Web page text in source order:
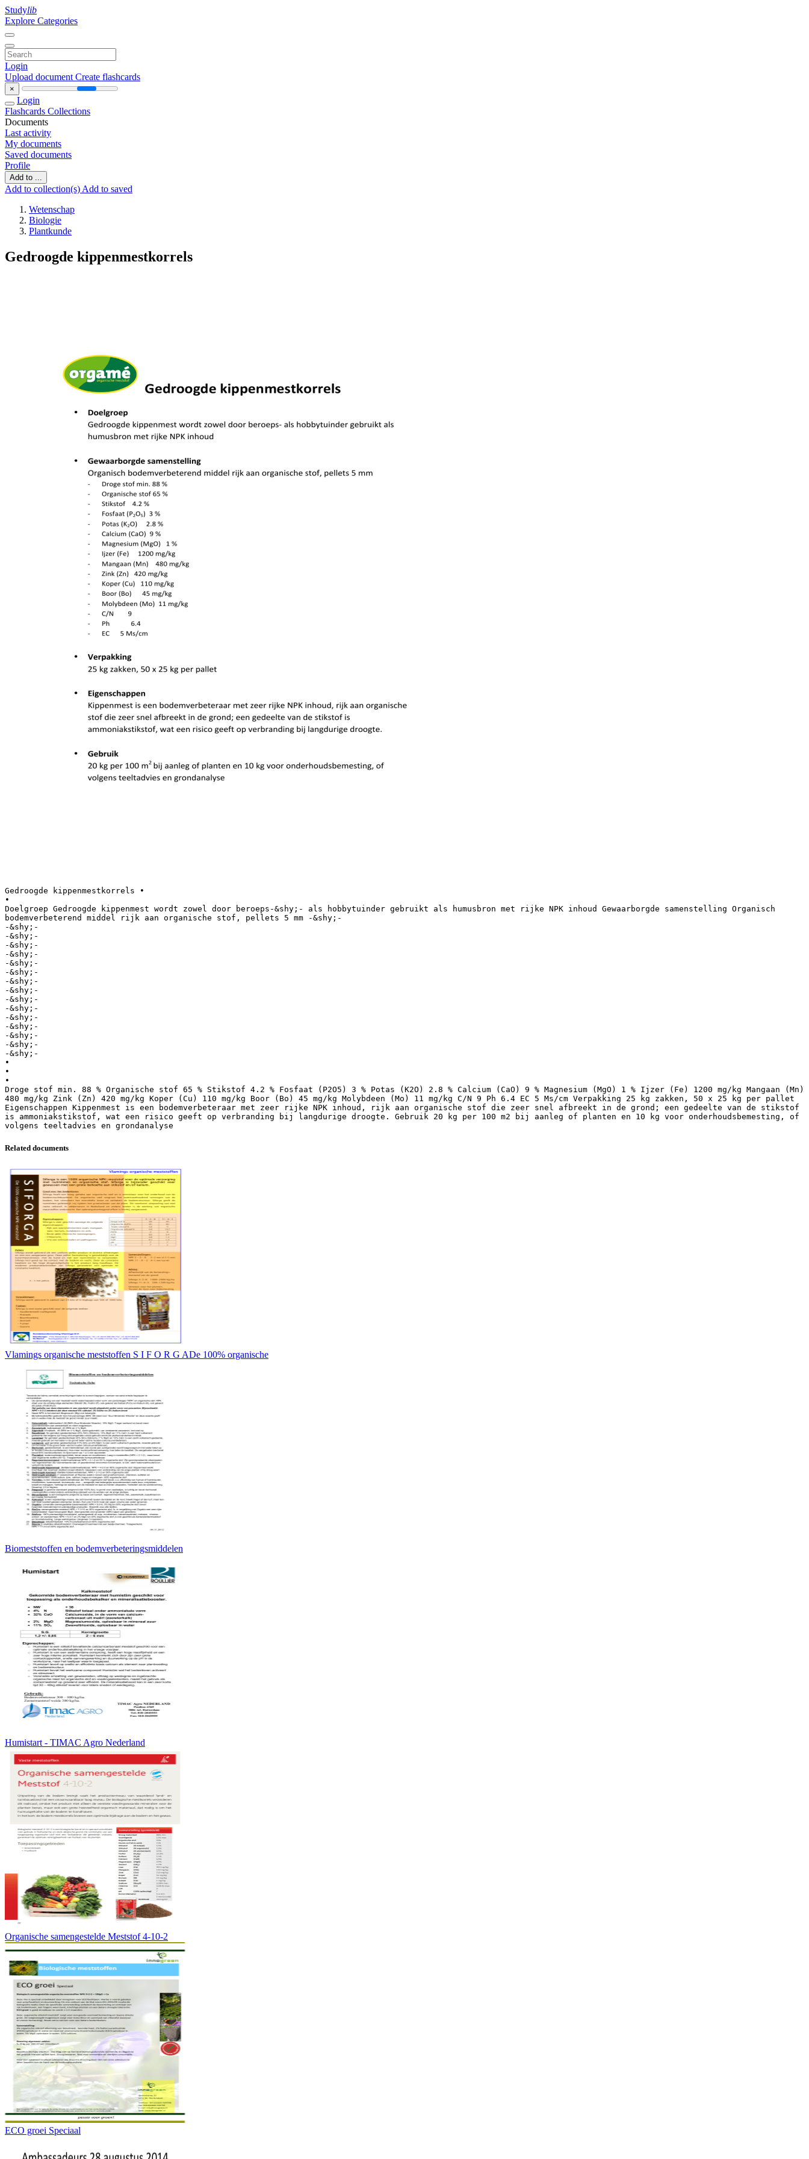
Studylib
Explore Categories
Login
Upload document Create flashcards
×
Login
Flashcards Collections
Documents
Last activity
My documents
Saved documents
Profile
Add to ...
Add to collection(s) Add to saved
Wetenschap
Biologie
Plantkunde
Gedroogde kippenmestkorrels
Gedroogde kippenmestkorrels •
•
Doelgroep Gedroogde kippenmest wordt zowel door beroeps-&shy;‐ als hobbytuinder gebruikt als humusbron met rijke NPK inhoud Gewaarborgde samenstelling Organisch
bodemverbeterend middel rijk aan organische stof, pellets 5 mm -&shy;‐
-&shy;‐
-&shy;‐
-&shy;‐
-&shy;‐
-&shy;‐
-&shy;‐
-&shy;‐
-&shy;‐
-&shy;‐
-&shy;‐
-&shy;‐
-&shy;‐
-&shy;‐
-&shy;‐
-&shy;‐
•
•
•
Droge stof min. 88 % Organische stof 65 % Stikstof 4.2 % Fosfaat (P2O5) 3 % Potas (K2O) 2.8 % Calcium (CaO) 9 % Magnesium (MgO) 1 % Ijzer (Fe) 1200 mg/kg Mangaan (Mn)
480 mg/kg Zink (Zn) 420 mg/kg Koper (Cu) 110 mg/kg Boor (Bo) 45 mg/kg Molybdeen (Mo) 11 mg/kg C/N 9 Ph 6.4 EC 5 Ms/cm Verpakking 25 kg zakken, 50 x 25 kg per pallet
Eigenschappen Kippenmest is een bodemverbeteraar met zeer rijke NPK inhoud, rijk aan organische stof die zeer snel afbreekt in de grond; een gedeelte van de stikstof
is ammoniakstikstof, wat een risico geeft op verbranding bij langdurige droogte. Gebruik 20 kg per 100 m2 bij aanleg of planten en 10 kg voor onderhoudsbemesting, of
volgens teeltadvies en grondanalyse
Related documents
Vlamings organische meststoffen S I F O R G ADe 100% organische
Biomeststoffen en bodemverbeteringsmiddelen
Humistart - TIMAC Agro Nederland
Organische samengestelde Meststof 4-10-2
ECO groei Speciaal